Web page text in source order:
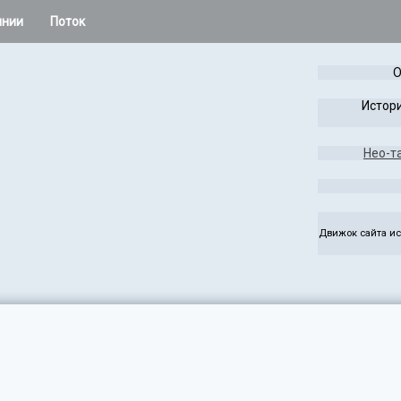
Поток
Нео-
Движок сайта